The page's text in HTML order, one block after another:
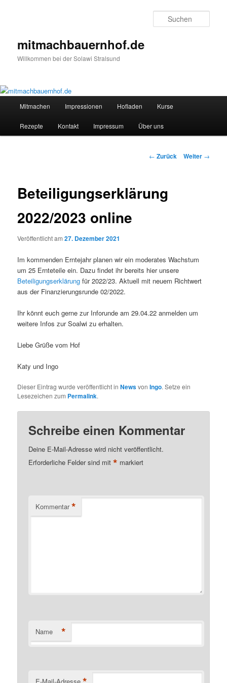
mitmachbauernhof.de
Willkommen bei der Solawi Stralsund
Mitmachen Impressionen Hofladen Kurse
Rezepte Kontakt Impressum Über uns
Beitragsnavigation
← Zurück Weiter →
Beteiligungserklärung
2022/2023 online
Veröffentlicht am27. Dezember 2021
Im kommenden Erntejahr planen wir ein moderates Wachstum
um 25 Ernteteile ein. Dazu findet ihr bereits hier unsere
Beteiligungserklärung für 2022/23. Aktuell mit neuem Richtwert
aus der Finanzierungsrunde 02/2022.
Ihr könnt euch gerne zur Inforunde am 29.04.22 anmelden um
weitere Infos zur Soalwi zu erhalten.
Liebe Grüße vom Hof
Katy und Ingo
Dieser Eintrag wurde veröffentlicht inNewsvonIngo. Setze ein
Lesezeichen zum Permalink.
Schreibe einen Kommentar
Deine E-Mail-Adresse wird nicht veröffentlicht.
Erforderliche Felder sind mit* markiert
Kommentar *
Name *